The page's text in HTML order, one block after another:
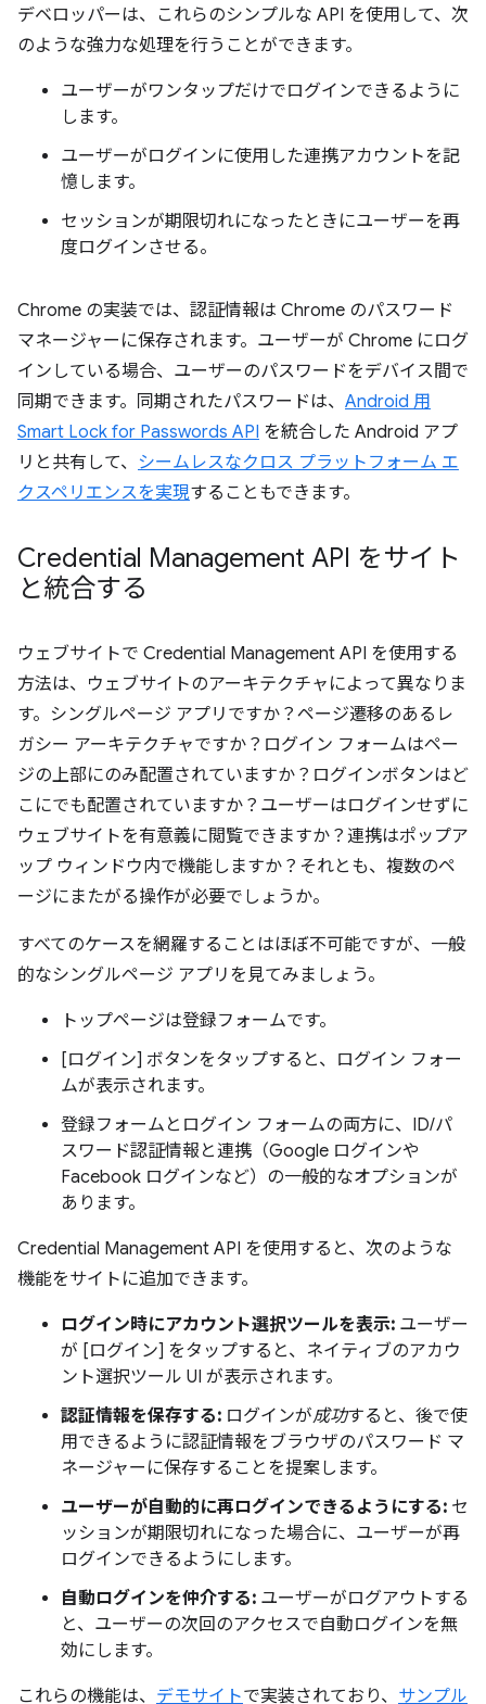
デベロッパーは、これらのシンプルな API を使用して、次
のような強力な処理を行うことができます。
ユーザーがワンタップだけでログインできるように
します。
ユーザーがログインに使用した連携アカウントを記
憶します。
セッションが期限切れになったときにユーザーを再
度ログインさせる。
Chrome の実装では、認証情報は Chrome のパスワード
マネージャーに保存されます。ユーザーが Chrome にログ
インしている場合、ユーザーのパスワードをデバイス間で
同期できます。同期されたパスワードは、 Android 用
Smart Lock for Passwords API を統合した Android アプ
リと共有して、 シームレスなクロス プラットフォーム エ
クスペリエンスを実現することもできます。
Credential Management API をサイト
と統合する
ウェブサイトで Credential Management API を使用する
方法は、ウェブサイトのアーキテクチャによって異なりま
す。シングルページ アプリですか？ページ遷移のあるレ
ガシー アーキテクチャですか？ログイン フォームはペー
ジの上部にのみ配置されていますか？ログインボタンはど
こにでも配置されていますか？ユーザーはログインせずに
ウェブサイトを有意義に閲覧できますか？連携はポップア
ップ ウィンドウ内で機能しますか？それとも、複数のペ
ージにまたがる操作が必要でしょうか。
すべてのケースを網羅することはほぼ不可能ですが、一般
的なシングルページ アプリを見てみましょう。
トップページは登録フォームです。
[ログイン] ボタンをタップすると、ログイン フォー
ムが表示されます。
登録フォームとログイン フォームの両方に、ID/パ
スワード認証情報と連携（Google ログインや
Facebook ログインなど）の一般的なオプションが
あります。
Credential Management API を使用すると、次のような
機能をサイトに追加できます。
ログイン時にアカウント選択ツールを表示: ユーザー
が [ログイン] をタップすると、ネイティブのアカウ
ント選択ツール UI が表示されます。
認証情報を保存する: ログインが成功すると、後で使
用できるように認証情報をブラウザのパスワード マ
ネージャーに保存することを提案します。
ユーザーが自動的に再ログインできるようにする: セ
ッションが期限切れになった場合に、ユーザーが再
ログインできるようにします。
自動ログインを仲介する: ユーザーがログアウトする
と、ユーザーの次回のアクセスで自動ログインを無
効にします。
これらの機能は、 デモサイトで実装されており、 サンプル